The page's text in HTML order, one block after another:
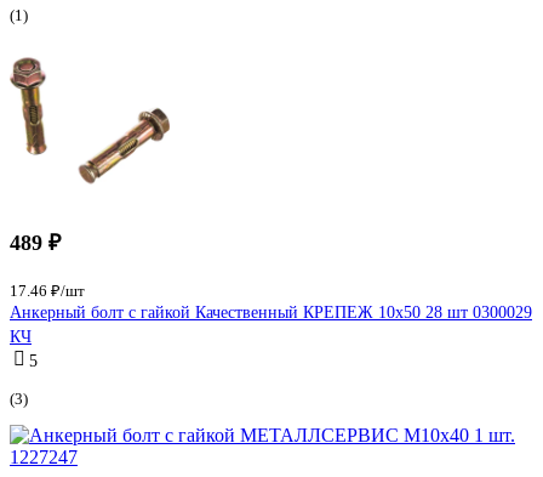
(1)
489 ₽
17.46 ₽/шт
Анкерный болт с гайкой Качественный КРЕПЕЖ 10х50 28 шт 0300029
КЧ
5
(3)